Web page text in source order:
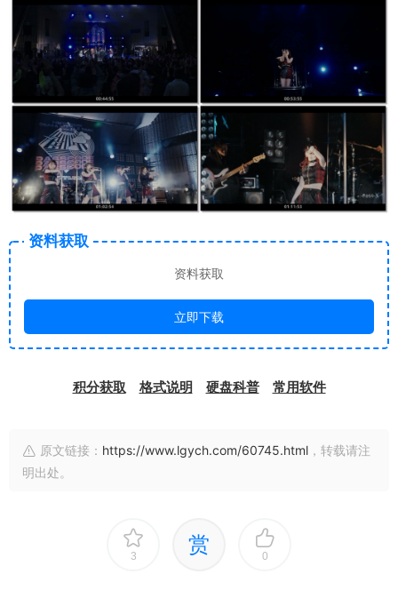
资料获取
资料获取
立即下载
积分获取 格式说明 硬盘科普 常用软件
原文链接： https://www.lgych.com/60745.html ，转载请注
明出处。
3 赏 0